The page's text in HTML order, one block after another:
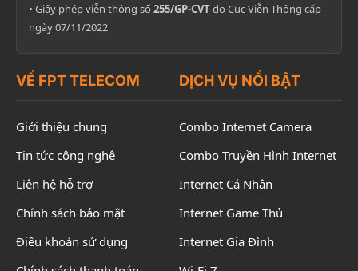
• Giấy phép viễn thông số 255/GP-CVTdo Cục Viễn Thông cấp
ngày 07/11/2022
VỀ FPT TELECOM
Giới thiệu chung
Tin tức công nghệ
Liên hệ hỗ trợ
Chính sách bảo mật
Điều khoản sử dụng
DỊCH VỤ NỔI BẬT
Combo Internet Camera
Combo Truyền Hình Internet
Internet Cá Nhân
Internet Game Thủ
Internet Gia Đình